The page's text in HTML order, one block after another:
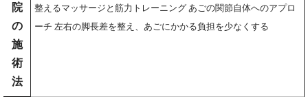
院
の
施
術
法
整えるマッサージと筋力トレーニング あごの関節自体へのアプロ
ーチ 左右の脚長差を整え、あごにかかる負担を少なくする